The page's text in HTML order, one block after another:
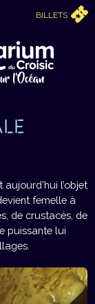
BILLETS
l’objet
femelle à
de crustacés, de
puissante lui